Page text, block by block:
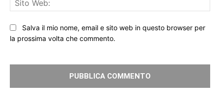
Salva il mio nome, email e sito web in questo browser per
la prossima volta che commento.